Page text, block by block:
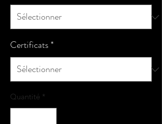
Certificats*
Quantité *